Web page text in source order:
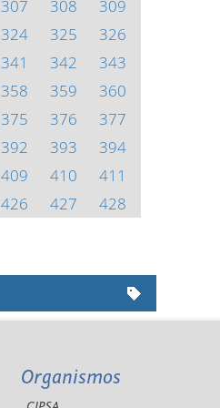
307 308
309
324 325
326
341 342
343
358 359
360
375 376
377
392 393
394
409 410
411
426 427
428
Organismos